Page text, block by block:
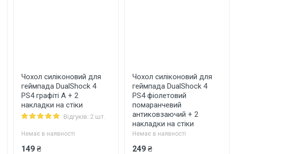
Чохол силіконовий для
геймпада DualShock 4
PS4 графіті A + 2
накладки на стіки
Відгуків: 2 шт.
Немає в наявності
149 ₴
Чохол силіконовий для
геймпада DualShock 4
PS4 фіолетовий
помаранчевий
антиковзаючий + 2
накладки на стіки
Немає в наявності
249 ₴